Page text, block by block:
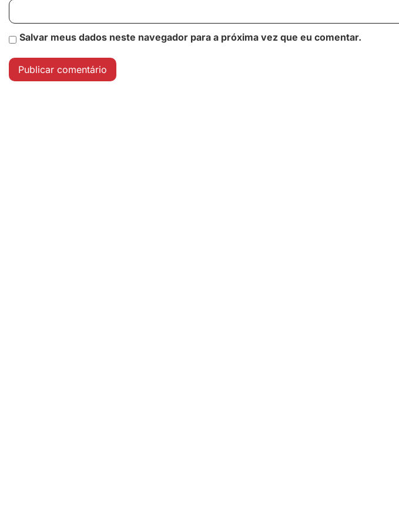
Salvar meus dados neste navegador para a próxima vez que eu comentar.